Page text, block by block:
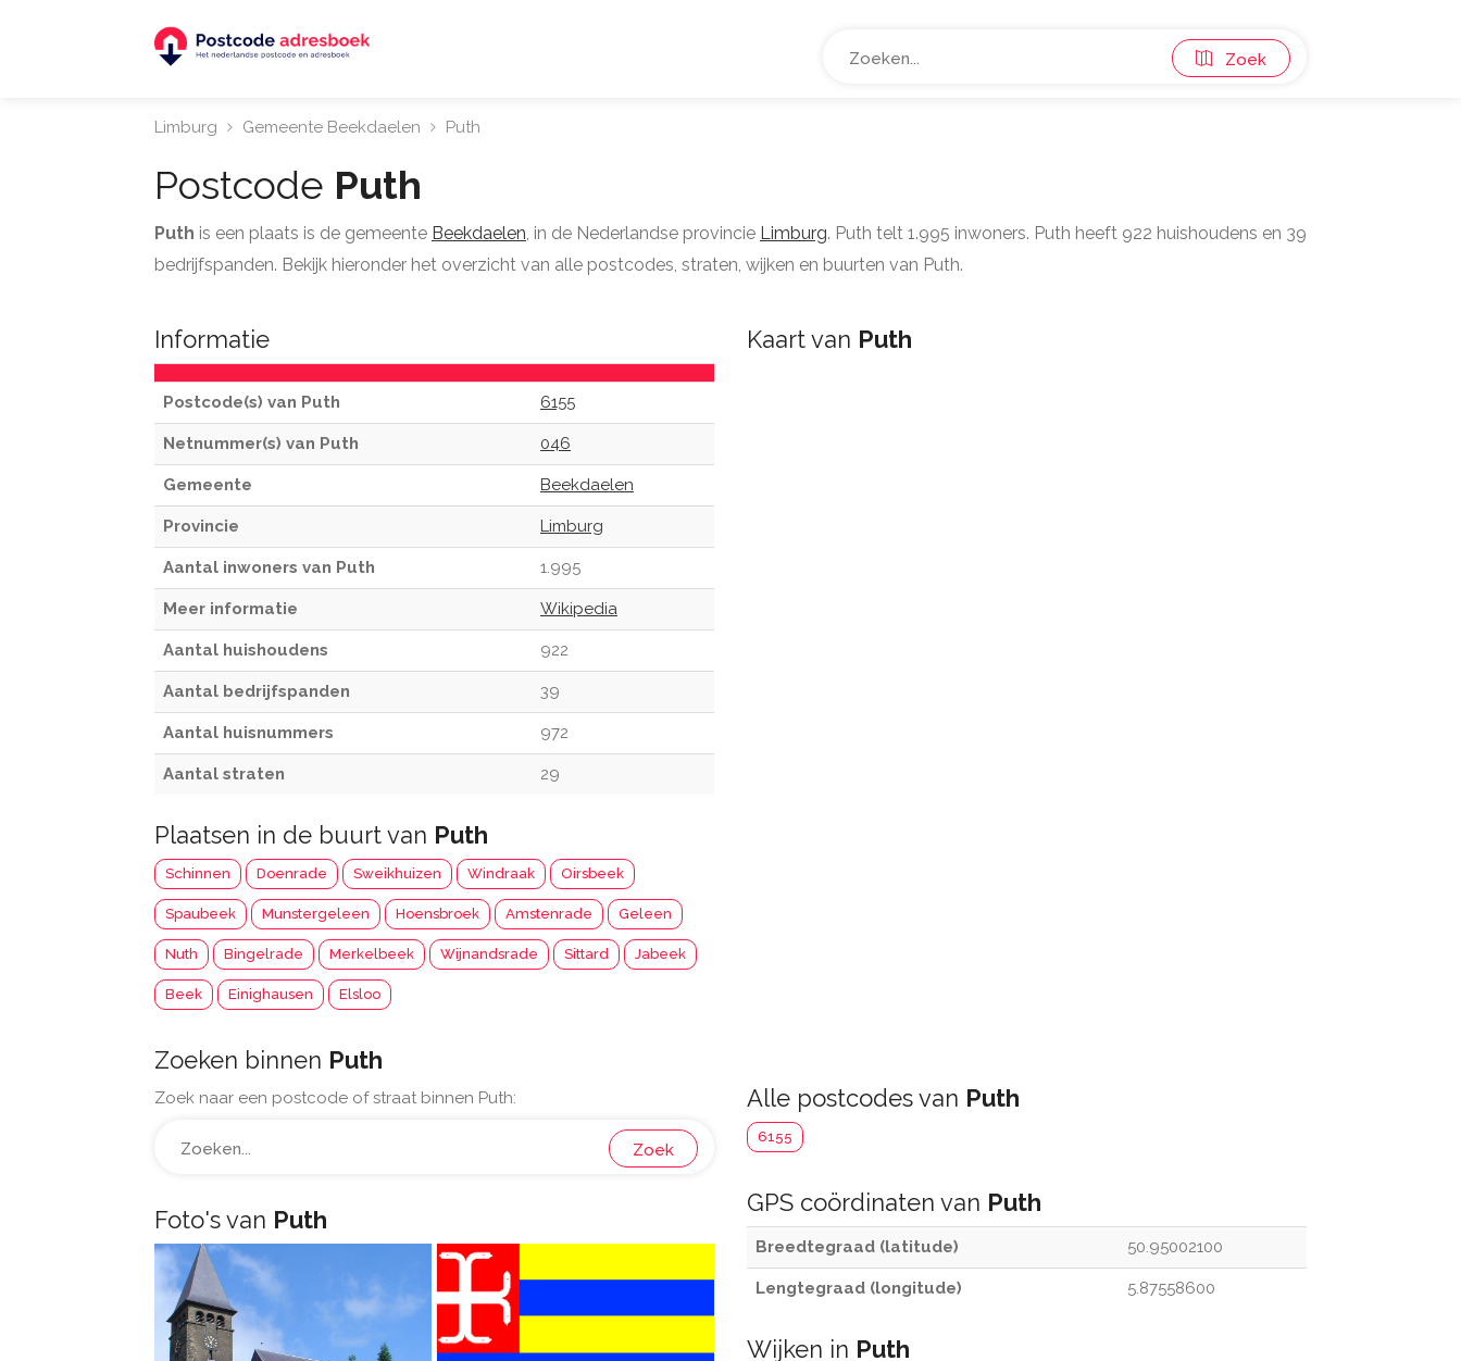
Zoek
Limburg Gemeente Beekdaelen Puth
Postcode Puth
Puth is een plaats is de gemeente Beekdaelen, in de Nederlandse provincie Limburg. Puth telt 1.995 inwoners. Puth heeft 922 huishoudens en 39
bedrijfspanden. Bekijk hieronder het overzicht van alle postcodes, straten, wijken en buurten van Puth.
Informatie
Postcode(s) van Puth 6155
Netnummer(s) van Puth 046
Gemeente Beekdaelen
Provincie Limburg
Aantal inwoners van Puth 1.995
Meer informatie Wikipedia
Aantal huishoudens 922
Aantal bedrijfspanden 39
Aantal huisnummers 972
Aantal straten 29
Plaatsen in de buurt van Puth
Schinnen Doenrade Sweikhuizen Windraak Oirsbeek
Spaubeek Munstergeleen Hoensbroek Amstenrade Geleen
Nuth Bingelrade Merkelbeek Wijnandsrade Sittard Jabeek
Beek Einighausen Elsloo
Zoeken binnen Puth
Zoek naar een postcode of straat binnen Puth:
Zoek
Foto's van Puth
Kaart van Puth
Alle postcodes van Puth
6155
GPS coördinaten van Puth
Breedtegraad (latitude) 50.95002100
Lengtegraad (longitude) 5.87558600
Wijken in Puth